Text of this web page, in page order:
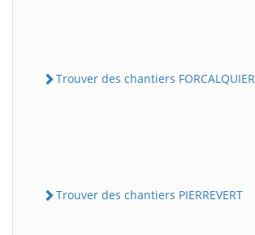
Trouver des chantiers FORCALQUIER
Trouver des chantiers PIERREVERT